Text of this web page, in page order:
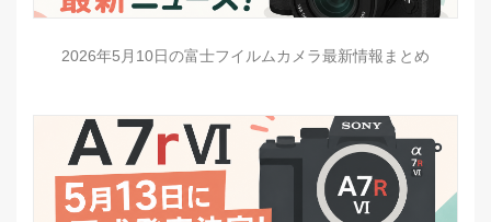
2026年5月10日の富士フイルムカメラ最新情報まとめ